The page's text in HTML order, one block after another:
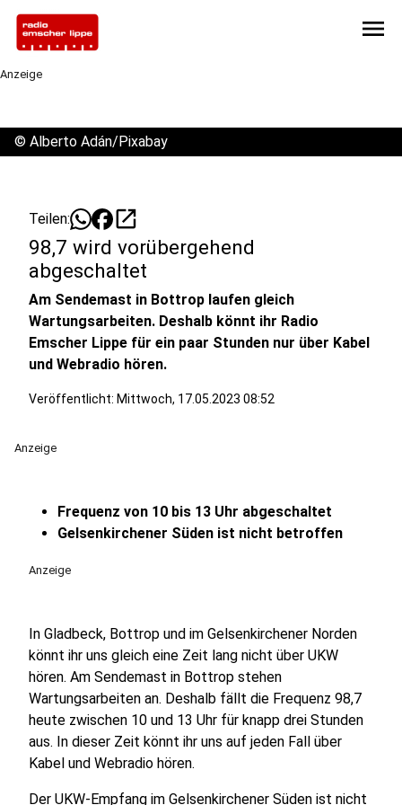
menu
Anzeige
© Alberto Adán/Pixabay
Teilen: open_in_new
98,7 wird vorübergehend
abgeschaltet
Am Sendemast in Bottrop laufen gleich
Wartungsarbeiten. Deshalb könnt ihr Radio
Emscher Lippe für ein paar Stunden nur über Kabel
und Webradio hören.
Veröffentlicht: Mittwoch, 17.05.2023 08:52
Anzeige
Frequenz von 10 bis 13 Uhr abgeschaltet
Gelsenkirchener Süden ist nicht betroffen
Anzeige
In Gladbeck, Bottrop und im Gelsenkirchener Norden
könnt ihr uns gleich eine Zeit lang nicht über UKW
hören. Am Sendemast in Bottrop stehen
Wartungsarbeiten an. Deshalb fällt die Frequenz 98,7
heute zwischen 10 und 13 Uhr für knapp drei Stunden
aus. In dieser Zeit könnt ihr uns auf jeden Fall über
Kabel und Webradio hören.
Der UKW-Empfang im Gelsenkirchener Süden ist nicht